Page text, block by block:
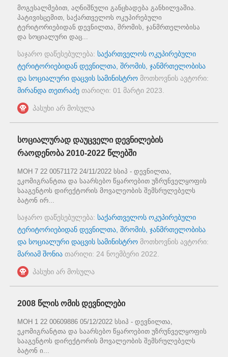
მოგესალმებით, აღნიშნული განცხადება განხილვაშია.
პატივისცემით, საქართველოს ოკუპირებული
ტერიტორიებიდან დევნილთა, შრომის, ჯანმრთელობისა
და სოციალური დაც...
საჯარო დაწესებულება: საქართველოს ოკუპირებული
ტერიტორიებიდან დევნილთა, შრომის, ჯანმრთელობისა
და სოციალური დაცვის სამინისტრო მოთხოვნის ავტორი:
მირანდა თეთრაძე თარიღი: 01 მარტი 2023
პასუხი არ მოსულა
სოციალურად დაუცველი დევნილების
რაოდენობა 2010-2022 წლებში
MOH 7 22 00571172 24/11/2022 სსიპ - დევნილთა,
ეკომიგრანტთა და საარსებო წყაროებით უზრუნველყოფის
სააგენტოს დირექტორის მოვალეობის შემსრულებელს
ბატონ ირ...
საჯარო დაწესებულება: საქართველოს ოკუპირებული
ტერიტორიებიდან დევნილთა, შრომის, ჯანმრთელობისა
და სოციალური დაცვის სამინისტრო მოთხოვნის ავტორი:
მარიამ შონია თარიღი: 24 ნოემბერი 2022
პასუხი არ მოსულა
2008 წლის ომის დევნილები
MOH 1 22 00609886 05/12/2022 სსიპ - დევნილთა,
ეკომიგრანტთა და საარსებო წყაროებით უზრუნველყოფის
სააგენტოს დირექტორის მოვალეობის შემსრულებელს
ბატონ ი...